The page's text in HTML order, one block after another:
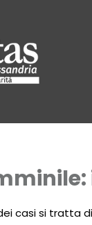
casi si tratta